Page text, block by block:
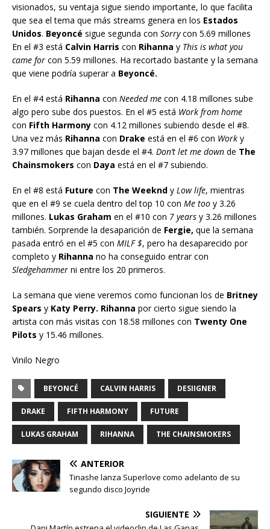
visionados, su ventaja sigue siendo importante, lo que facilita
que sea el tema que más streams genera en los Estados
Unidos. Beyoncé sigue segunda con Sorrycon 5.69 millones
En el #3 está Calvin Harris con Rihanna y This is what you
came for con 5.59 millones. Ha recortado bastante y la semana
que viene podría superar a Beyoncé.
En el #4 está Rihanna con Needed me con 4.18 millones sube
algo pero sube dos puestos. En el #5 está Work from home
con Fifth Harmony con 4.12 millones subiendo desde el #8.
Una vez más Rihanna con Drake está en el #6 con Work y
3.97 millones que bajan desde el #4. Don’t let me down de The
Chainsmokers con Daya está en el #7 subiendo.
En el #8 está Future con The Weeknd y Low life, mientras
que en el #9 se cuela dentro del top 10 con Me too y 3.26
millones. Lukas Graham en el #10 con 7 years y 3.26 millones
también. Sorprende la desaparición de Fergie, que la semana
pasada entró en el #5 con MILF $, pero ha desaparecido por
completo y Rihanna no ha conseguido entrar con
Sledgehammer ni entre los 20 primeros.
La semana que viene veremos como funcionan los de Britney
Spears y Katy Perry. Rihanna por cierto sigue siendo la
artista con más visitas con 18.58 millones con Twenty One
Pilots y 15.46 millones.
Vinilo Negro
BEYONCÉ CALVIN HARRIS DESIIGNER
DRAKE FIFTH HARMONY FUTURE
LUKAS GRAHAM RIHANNA THE CHAINSMOKERS
ANTERIOR
Tinashe lanza Superlove como adelanto de su
segundo disco Joyride
SIGUIENTE